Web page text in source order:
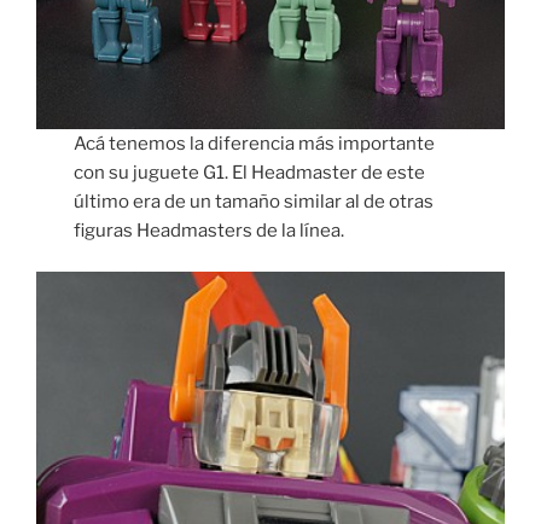
Acá tenemos la diferencia más importante
con su juguete G1. El Headmaster de este
último era de un tamaño similar al de otras
figuras Headmasters de la línea.